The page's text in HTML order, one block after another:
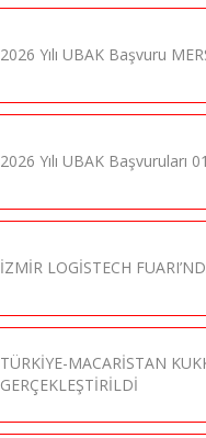
2026 Yılı UBAK Başvuru
2026 Yılı UBAK Başvuruları
İZMİR LOGİSTECH
TÜRKİYE-MACARİSTAN
GERÇEKLEŞTİRİLDİ